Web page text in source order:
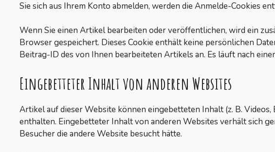
Sie sich aus Ihrem Konto abmelden, werden die Anmelde-Cookies
Wenn Sie einen Artikel bearbeiten oder veröffentlichen, wird ein
Browser gespeichert. Dieses Cookie enthält keine persönlichen
Beitrag-ID des von Ihnen bearbeiteten Artikels an. Es läuft nach
Eingebetteter Inhalt von anderen Websites
Artikel auf dieser Website können eingebetteten Inhalt (z. B. Videos,
enthalten. Eingebetteter Inhalt von anderen Websites verhält sich
Besucher die andere Website besucht hätte.